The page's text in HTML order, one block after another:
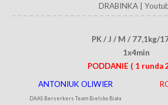
DRABINKA
PK / J / M / 77,1kg/
1x4min
PODDANIE ( 1 runda
ANTONIUK OLIWIER
DAAS Berserkers Team Bielsko Biała